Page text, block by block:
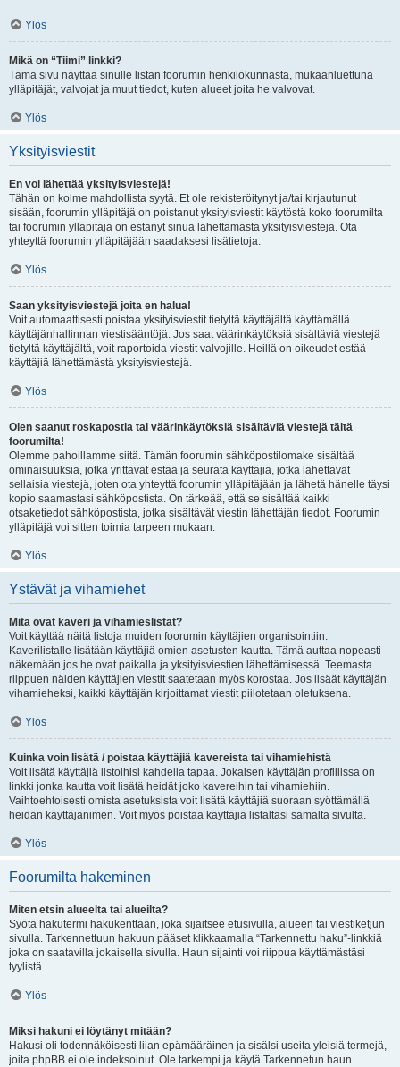
Ylös
Mikä on “Tiimi” linkki?
Tämä sivu näyttää sinulle listan foorumin henkilökunnasta, mukaanluettuna
ylläpitäjät, valvojat ja muut tiedot, kuten alueet joita he valvovat.
Ylös
Yksityisviestit
En voi lähettää yksityisviestejä!
Tähän on kolme mahdollista syytä. Et ole rekisteröitynyt ja/tai kirjautunut
sisään, foorumin ylläpitäjä on poistanut yksityisviestit käytöstä koko foorumilta
tai foorumin ylläpitäjä on estänyt sinua lähettämästä yksityisviestejä. Ota
yhteyttä foorumin ylläpitäjään saadaksesi lisätietoja.
Ylös
Saan yksityisviestejä joita en halua!
Voit automaattisesti poistaa yksityisviestit tietyltä käyttäjältä käyttämällä
käyttäjänhallinnan viestisääntöjä. Jos saat väärinkäytöksiä sisältäviä viestejä
tietyltä käyttäjältä, voit raportoida viestit valvojille. Heillä on oikeudet estää
käyttäjiä lähettämästä yksityisviestejä.
Ylös
Olen saanut roskapostia tai väärinkäytöksiä sisältäviä viestejä tältä
foorumilta!
Olemme pahoillamme siitä. Tämän foorumin sähköpostilomake sisältää
ominaisuuksia, jotka yrittävät estää ja seurata käyttäjiä, jotka lähettävät
sellaisia viestejä, joten ota yhteyttä foorumin ylläpitäjään ja lähetä hänelle täysi
kopio saamastasi sähköpostista. On tärkeää, että se sisältää kaikki
otsaketiedot sähköpostista, jotka sisältävät viestin lähettäjän tiedot. Foorumin
ylläpitäjä voi sitten toimia tarpeen mukaan.
Ylös
Ystävät ja vihamiehet
Mitä ovat kaveri ja vihamieslistat?
Voit käyttää näitä listoja muiden foorumin käyttäjien organisointiin.
Kaverilistalle lisätään käyttäjiä omien asetusten kautta. Tämä auttaa nopeasti
näkemään jos he ovat paikalla ja yksityisviestien lähettämisessä. Teemasta
riippuen näiden käyttäjien viestit saatetaan myös korostaa. Jos lisäät käyttäjän
vihamieheksi, kaikki käyttäjän kirjoittamat viestit piilotetaan oletuksena.
Ylös
Kuinka voin lisätä / poistaa käyttäjiä kavereista tai vihamiehistä
Voit lisätä käyttäjiä listoihisi kahdella tapaa. Jokaisen käyttäjän profiilissa on
linkki jonka kautta voit lisätä heidät joko kavereihin tai vihamiehiin.
Vaihtoehtoisesti omista asetuksista voit lisätä käyttäjiä suoraan syöttämällä
heidän käyttäjänimen. Voit myös poistaa käyttäjiä listaltasi samalta sivulta.
Ylös
Foorumilta hakeminen
Miten etsin alueelta tai alueilta?
Syötä hakutermi hakukenttään, joka sijaitsee etusivulla, alueen tai viestiketjun
sivulla. Tarkennettuun hakuun pääset klikkaamalla “Tarkennettu haku”-linkkiä
joka on saatavilla jokaisella sivulla. Haun sijainti voi riippua käyttämästäsi
tyylistä.
Ylös
Miksi hakuni ei löytänyt mitään?
Hakusi oli todennäköisesti liian epämääräinen ja sisälsi useita yleisiä termejä,
joita phpBB ei ole indeksoinut. Ole tarkempi ja käytä Tarkennetun haun